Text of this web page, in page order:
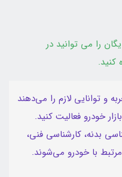
را می توانید در
کنید.
و توانایی لازم را می‌دهند
خودرو فعالیت کنید.
بدنه، کارشناسی فنی،
با خودرو می‌شوند.